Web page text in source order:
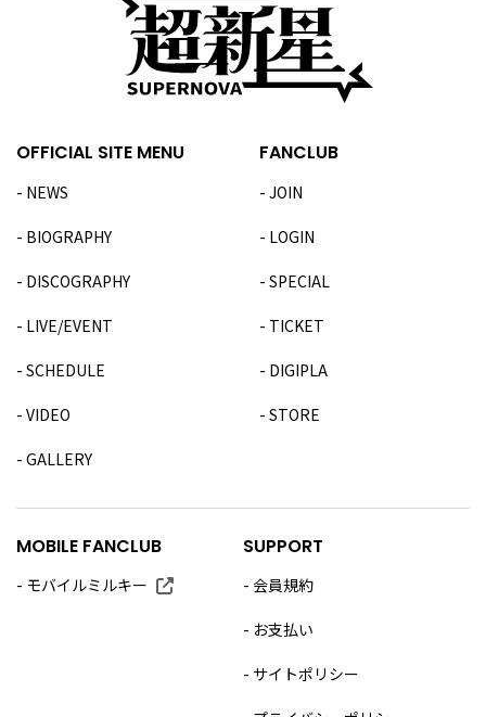
OFFICIAL SITE MENU
NEWS
BIOGRAPHY
DISCOGRAPHY
LIVE/EVENT
SCHEDULE
VIDEO
GALLERY
FANCLUB
JOIN
LOGIN
SPECIAL
TICKET
DIGIPLA
STORE
MOBILE FANCLUB
モバイルミルキー
SUPPORT
会員規約
お支払い
サイトポリシー